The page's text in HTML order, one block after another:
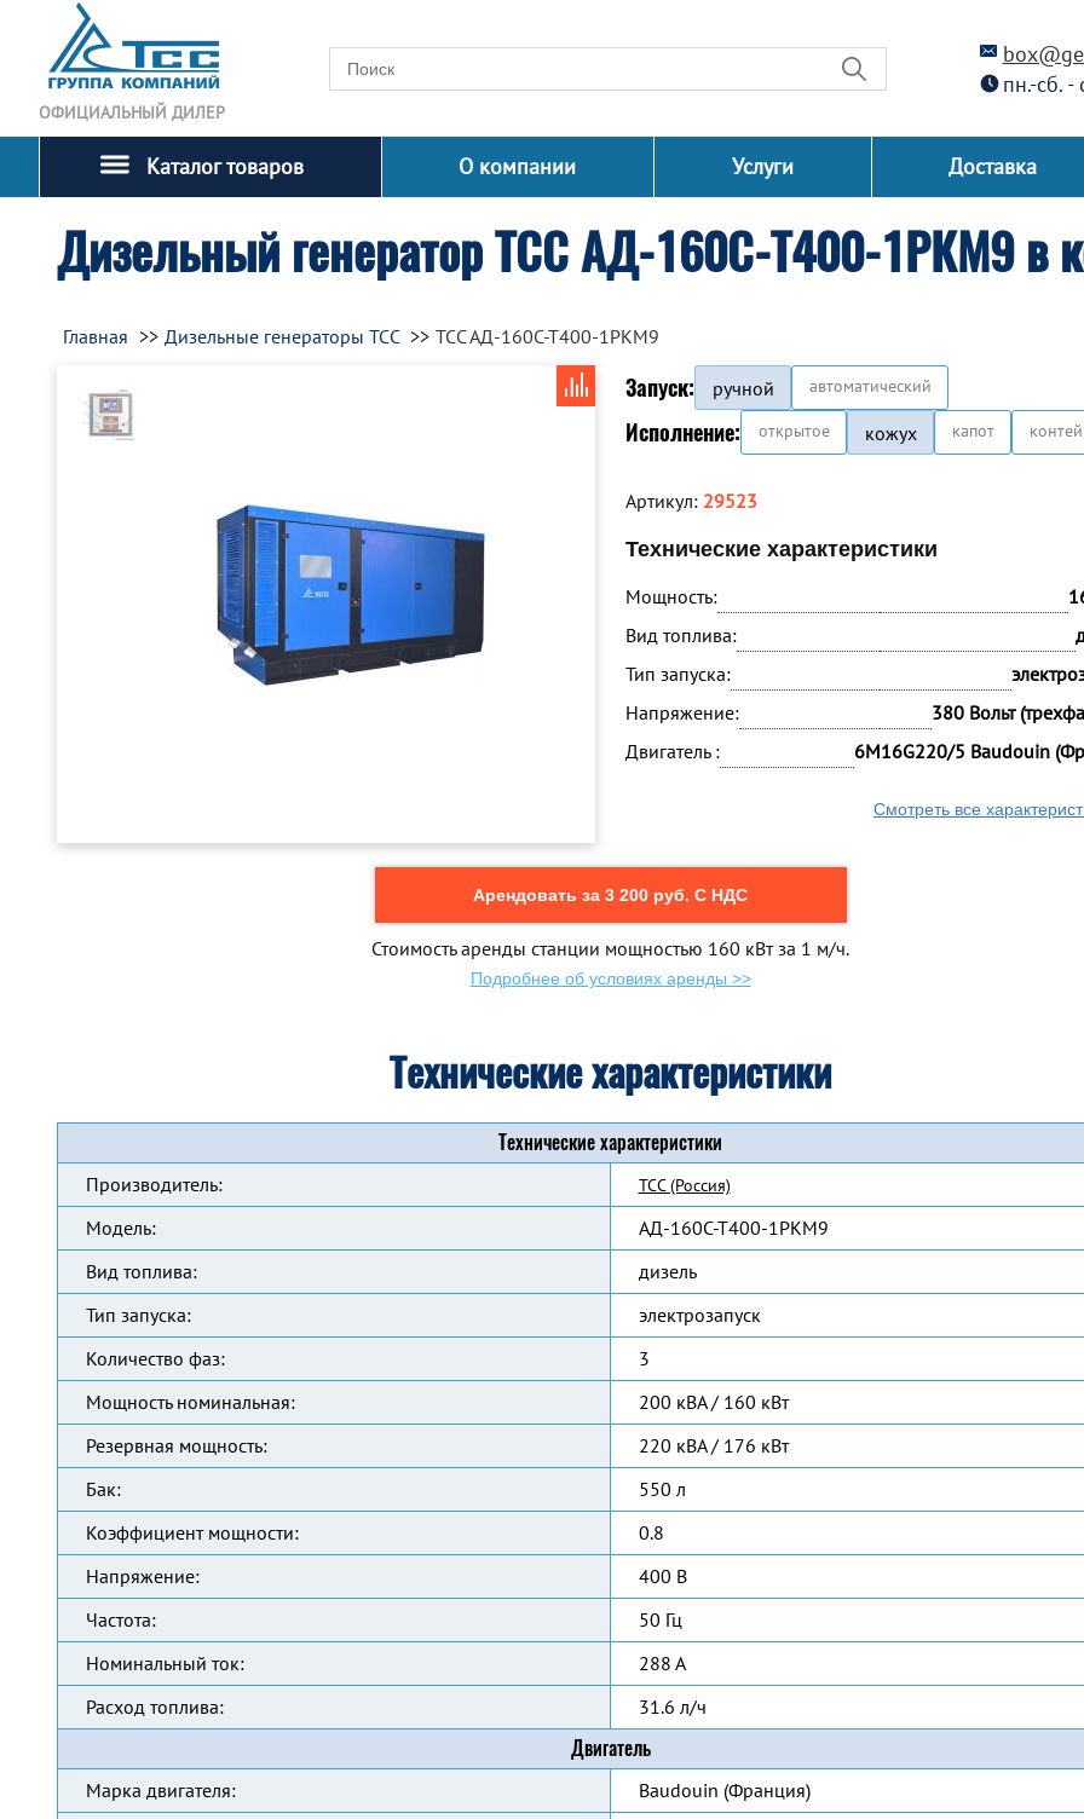
ОФИЦИАЛЬНЫЙ ДИЛЕР
пн.-сб.
Каталог товаров О компании Услуги Доставка
Дизельный генератор ТСС АД-160С-Т400-1РКМ9 в
Главная Дизельные генераторы ТСС ТСС АД-160С-Т400-1РКМ9
Запуск: ручной автоматический
Исполнение: открытое кожух капот
Артикул: 29523
Технические характеристики
Мощность:
Вид топлива:
Тип запуска:
Напряжение:
380 Вольт
Двигатель :
6M16G220/5 Baudouin
Смотреть все
Арендовать за 3 200 руб. С НДС
Стоимость аренды станции мощностью 160 кВт за 1 м/ч.
Подробнее об условиях аренды >>
Технические характеристики
Технические характеристики
Производитель: ТСС (Россия)
Модель:
АД-160С-Т400-1РКМ9
Вид топлива:
дизель
Тип запуска:
электрозапуск
Количество фаз:
3
Мощность номинальная:
200 кВА / 160 кВт
Резервная мощность:
220 кВА / 176 кВт
Бак:
550 л
Коэффициент мощности:
0.8
Напряжение:
400 В
Частота:
50 Гц
Номинальный ток:
288 А
Расход топлива:
31.6 л/ч
Двигатель
Марка двигателя:
Baudouin (Франция)